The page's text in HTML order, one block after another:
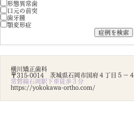
形態異常歯
口元の前突
歯牙腫
顎変形症
横川矯正歯科
〒315-0014 茨城県石岡市国府４丁目５－４
常磐線石岡駅下車徒歩３分
https://yokokawa-ortho.com/